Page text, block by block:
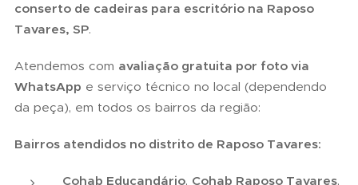
conserto de cadeiras para escritório na Raposo
Tavares, SP.
Atendemos com avaliação gratuita por foto via
WhatsApp e serviço técnico no local (dependendo
da peça), em todos os bairros da região:
Bairros atendidos no distrito de Raposo Tavares:
Cohab Educandário, Cohab Raposo Tavares,